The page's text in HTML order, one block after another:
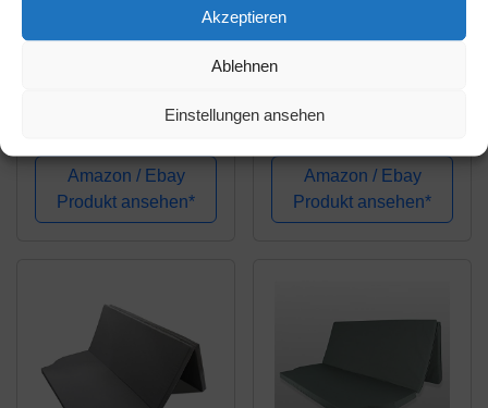
Akzeptieren
Ablehnen
Einstellungen ansehen
149,00€
Multivan/California
Klappmatratze Bett
Schlafauflage
Amazon / Ebay
Produkt ansehen*
199,90€
Schlafauflage
für VW T5 und T6
Faltmatratze
Matratzenauflage
Amazon / Ebay
Produkt ansehen*